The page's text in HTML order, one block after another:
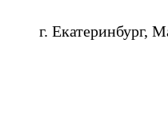
г. Екатеринбург,